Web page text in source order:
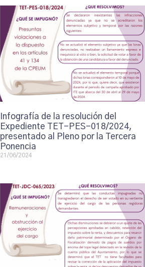
Infografía de la resolución del
Expediente TET-PES-018/2024,
presentado al Pleno por la Tercera
Ponencia
21/06/2024